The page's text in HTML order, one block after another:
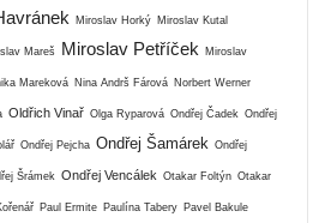
Miroslav Horký Miroslav Kutal
Mareš Miroslav Petříček Miroslav
Mareková Nina Andrš Fárová Norbert Werner
Oldřich Vinař Olga Ryparová Ondřej Čadek Ondřej
Ondřej Pejcha Ondřej Šamárek Ondřej
Šrámek Ondřej Vencálek Otakar Foltýn Otakar
Paul Ermite Paulína Tabery Pavel Bakule